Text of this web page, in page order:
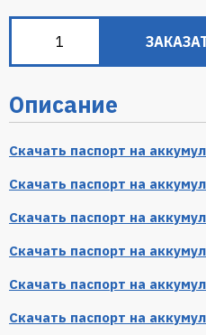
Описание
Скачать паспорт на
Скачать паспорт на
Скачать паспорт на
Скачать паспорт на
Скачать паспорт на
Скачать паспорт на